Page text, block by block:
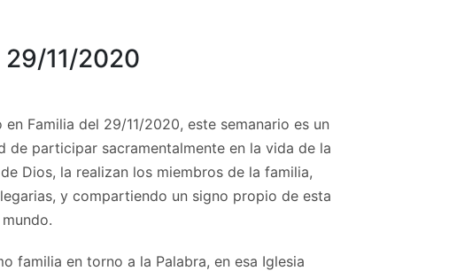
29/11/2020
Familia del 29/11/2020, este semanario es un
participar sacramentalmente en la vida de la
Dios, la realizan los miembros de la familia,
y compartiendo un signo propio de esta
familia en torno a la Palabra, en esa Iglesia